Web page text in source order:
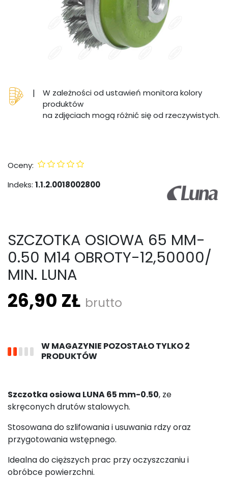
|
W zależności od ustawień monitora kolory
produktów
na zdjęciach mogą różnić się od rzeczywistych.
Oceny:
Indeks: 1.1.2.0018002800
SZCZOTKA OSIOWA 65 MM-
0.50 M14 OBROTY-12,50000/
MIN. LUNA
26,90 ZŁ brutto
W MAGAZYNIE POZOSTAŁO TYLKO 2
PRODUKTÓW
Szczotka osiowa LUNA 65 mm-0.50, ze
skręconych drutów stalowych.
Stosowana do szlifowania i usuwania rdzy oraz
przygotowania wstępnego.
Idealna do cięższych prac przy oczyszczaniu i
obróbce powierzchni.